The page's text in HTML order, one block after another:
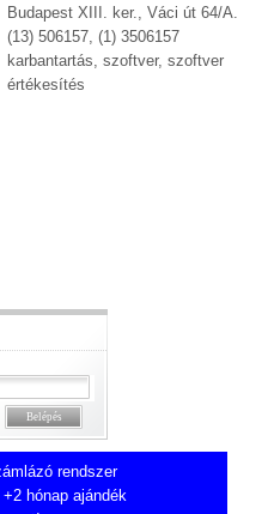
Budapest XIII. ker., Váci út 64/A.
(13) 506157, (1) 3506157
karbantartás, szoftver, szoftver
értékesítés
rendszer
hónap ajándék